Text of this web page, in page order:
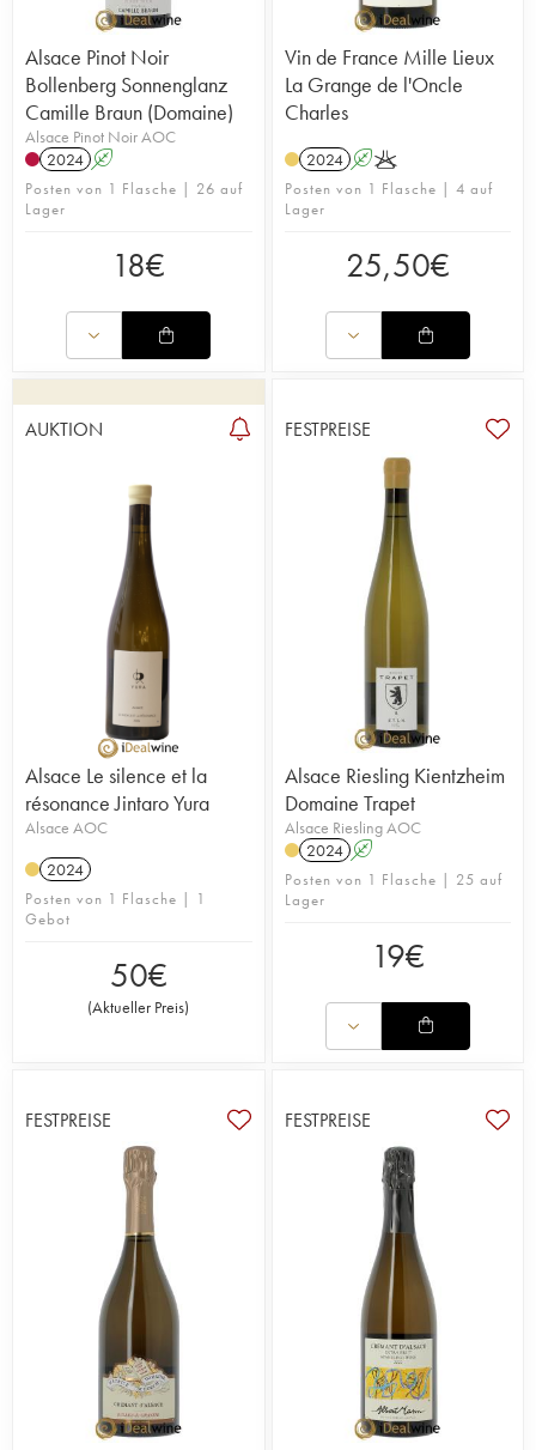
Alsace Pinot Noir
Bollenberg Sonnenglanz
Camille Braun (Domaine)
Alsace Pinot Noir AOC
2024 A
Posten von 1 Flasche | 26 auf
Lager
18€
Vin de France Mille Lieux
La Grange de l'Oncle
Charles
2024 AK
Posten von 1 Flasche | 4 auf
Lager
25,50€
AUKTION
Alsace Le silence et la
résonance Jintaro Yura
Alsace AOC
2024
Posten von 1 Flasche | 1
Gebot
50€
(Aktueller Preis)
FESTPREISE
Alsace Riesling Kientzheim
Domaine Trapet
Alsace Riesling AOC
2024 A
Posten von 1 Flasche | 25 auf
Lager
19€
FESTPREISE FESTPREISE